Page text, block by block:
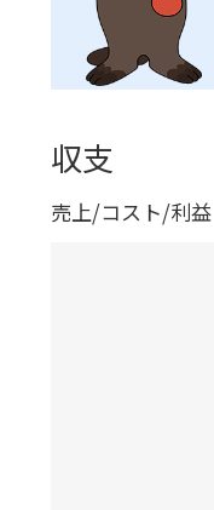
収支
売上/コスト/利益